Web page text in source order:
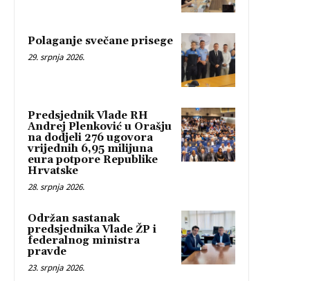
Polaganje svečane prisege
29. srpnja 2026.
Predsjednik Vlade RH
Andrej Plenković u Orašju
na dodjeli 276 ugovora
vrijednih 6,95 milijuna
eura potpore Republike
Hrvatske
28. srpnja 2026.
Održan sastanak
predsjednika Vlade ŽP i
federalnog ministra
pravde
23. srpnja 2026.